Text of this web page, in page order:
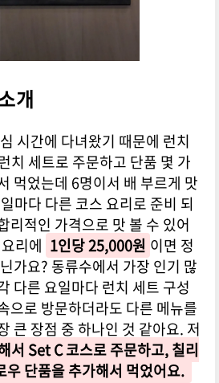
개
시간에 다녀왔기 때문에 런치
치 세트로 주문하고 단품 몇 가
먹었는데 6명이서 배 부르게 맛
마다 다른 코스 요리로 준비 되
리적인 가격으로 맛 볼 수 있어
리에 1인당 25,000원 이면 정
가요? 동류수에서 가장 인기 많
다른 요일마다 런치 세트 구성
으로 방문하더라도 다른 메뉴를
큰 장점 중 하나인 것 같아요. 저
서 Set C 코스로 주문하고, 칠리
우 단품을 추가해서 먹었어요.